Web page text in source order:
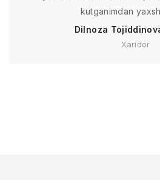
kutganimdan
Dilnoza
Xaridor